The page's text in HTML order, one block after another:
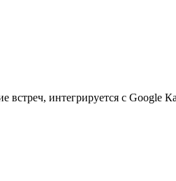
встреч, интегрируется с Google